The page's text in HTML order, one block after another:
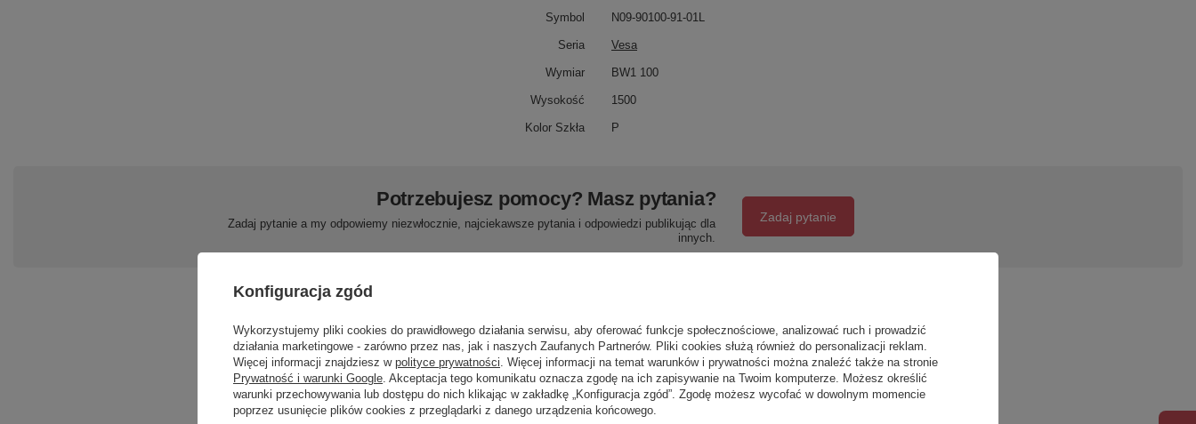
Symbol N09-90100-91-01L
Seria Vesa
Wymiar BW1 100
Wysokość 1500
Kolor Szkła P
Potrzebujesz pomocy? Masz pytania?
Zadaj pytanie a my odpowiemy niezwłocznie, najciekawsze pytania i odpowiedzi publikując dla
innych.
Zadaj pytanie
Twoja ocena:
5/5
Konfiguracja zgód
Wykorzystujemy pliki cookies do prawidłowego działania serwisu, aby oferować funkcje społecznościowe, analizować ruch i prowadzić
działania marketingowe - zarówno przez nas, jak i naszych Zaufanych Partnerów. Pliki cookies służą również do personalizacji reklam.
Więcej informacji znajdziesz w polityce prywatności. Więcej informacji na temat warunków i prywatności można znaleźć także na stronie
Prywatność i warunki Google. Akceptacja tego komunikatu oznacza zgodę na ich zapisywanie na Twoim komputerze. Możesz określić
warunki przechowywania lub dostępu do nich klikając w zakładkę „Konfiguracja zgód”. Zgodę możesz wycofać w dowolnym momencie
poprzez usunięcie plików cookies z przeglądarki z danego urządzenia końcowego.